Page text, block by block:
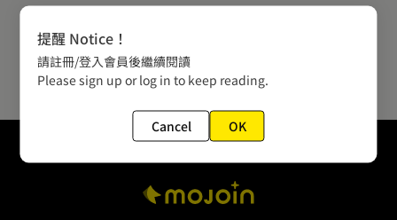
提醒 Notice！
請註冊/登入會員後繼續閱讀
Please sign up or log in to keep reading.
Cancel OK